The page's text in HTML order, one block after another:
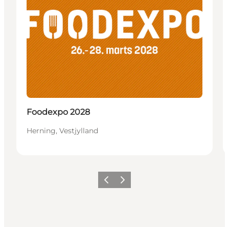
Foodexpo 2028
Herning, Vestjylland
Forrige billede
Næste billede